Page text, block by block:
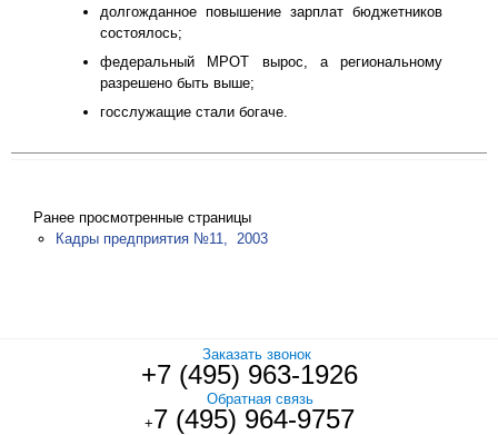
долгожданное повышение зарплат бюджетников
состоялось;
федеральный МРОТ вырос, а региональному
разрешено быть выше;
госслужащие стали богаче.
Ранее просмотренные страницы
Кадры предприятия №11, 2003
Заказать звонок
+7 (495) 963-1926
Обратная связь
+7 (495) 964-9757